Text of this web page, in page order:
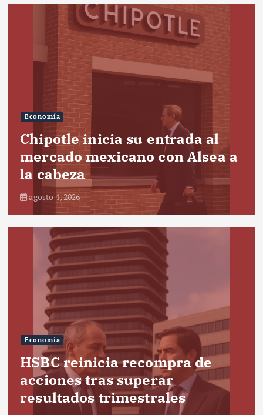
Economía
Chipotle inicia su entrada al
mercado mexicano con Alsea a
la cabeza
agosto 4, 2026
Economía
HSBC reinicia recompra de
acciones tras superar
resultados trimestrales